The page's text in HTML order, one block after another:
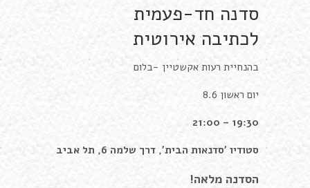
סדנה חד-פעמית
לכתיבה אירוטית
בהנחיית רעות אקשטיין -בלום
יום ראשון 8.6
19:30 – 21:00
סטודיו 'סדנאות הבית', דרך שלמה 6, תל אביב
הסדנה מלאה!